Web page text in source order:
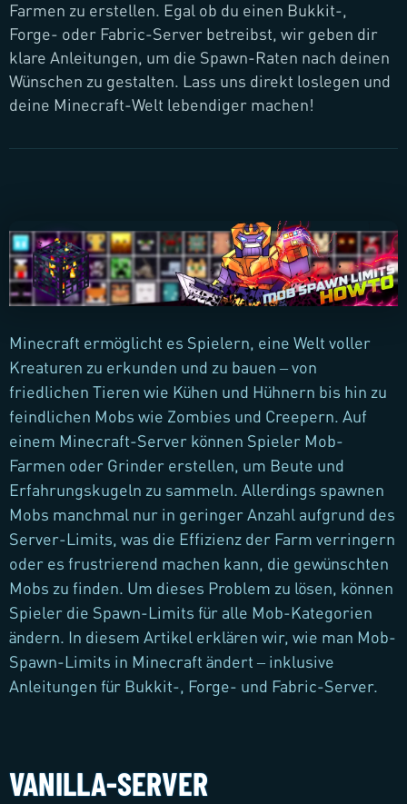
Farmen zu erstellen. Egal ob du einen Bukkit-,
Forge- oder Fabric-Server betreibst, wir geben dir
klare Anleitungen, um die Spawn-Raten nach deinen
Wünschen zu gestalten. Lass uns direkt loslegen und
deine Minecraft-Welt lebendiger machen!
Minecraft ermöglicht es Spielern, eine Welt voller
Kreaturen zu erkunden und zu bauen – von
friedlichen Tieren wie Kühen und Hühnern bis hin zu
feindlichen Mobs wie Zombies und Creepern. Auf
einem Minecraft-Server können Spieler Mob-
Farmen oder Grinder erstellen, um Beute und
Erfahrungskugeln zu sammeln. Allerdings spawnen
Mobs manchmal nur in geringer Anzahl aufgrund des
Server-Limits, was die Effizienz der Farm verringern
oder es frustrierend machen kann, die gewünschten
Mobs zu finden. Um dieses Problem zu lösen, können
Spieler die Spawn-Limits für alle Mob-Kategorien
ändern. In diesem Artikel erklären wir, wie man Mob-
Spawn-Limits in Minecraft ändert – inklusive
Anleitungen für Bukkit-, Forge- und Fabric-Server.
VANILLA-SERVER